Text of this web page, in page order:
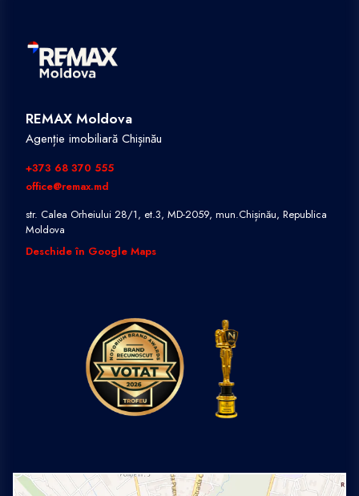
REMAX Moldova
Agenție imobiliară Chișinău
+373 68 370 555
office@remax.md
str. Calea Orheiului 28/1, et.3, MD-2059, mun.Chișinău, Republica
Moldova
Deschide în Google Maps